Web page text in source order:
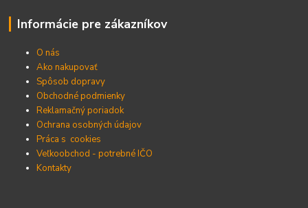
Informácie pre zákazníkov
O nás
Ako nakupovať
Spôsob dopravy
Obchodné podmienky
Reklamačný poriadok
Ochrana osobných údajov
Práca s cookies
Veľkoobchod - potrebné IČO
Kontakty